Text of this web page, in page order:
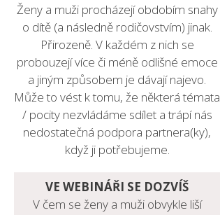
Ženy a muži procházejí obdobím snahy
o dítě (a následně rodičovstvím) jinak.
Přirozeně. V každém z nich se
probouzejí více či méně odlišné emoce
a jiným způsobem je dávají najevo.
Může to vést k tomu, že některá témata
/ pocity nezvládáme sdílet a trápí nás
nedostatečná podpora partnera(ky),
když ji potřebujeme.
VE WEBINÁŘI SE DOZVÍŠ
V čem se ženy a muži obvykle liší